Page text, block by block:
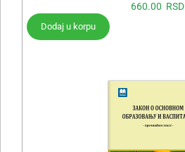
660.00 RSD
Dodaj u korpu